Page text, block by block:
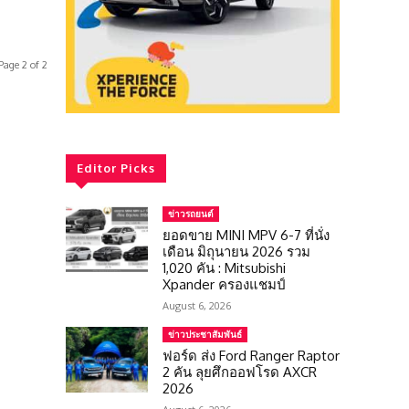
2 of 2
Editor Picks
ข่าวรถยนต์
ยอดขาย MINI MPV 6-7 ที่นั่ง
เดือน มิถุนายน 2026 รวม
1,020 คัน : Mitsubishi
Xpander ครองแชมป์
August 6, 2026
ข่าวประชาสัมพันธ์
ฟอร์ด ส่ง Ford Ranger Raptor
2 คัน ลุยศึกออฟโรด AXCR
2026